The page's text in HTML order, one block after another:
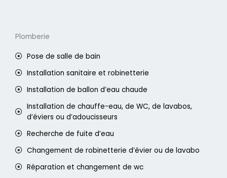
Plomberie
Pose de salle de bain
Installation sanitaire et robinetterie
Installation de ballon d’eau chaude
Installation de chauffe-eau, de WC, de lavabos,
d’éviers ou d’adoucisseurs
Recherche de fuite d’eau
Changement de robinetterie d’évier ou de lavabo
Réparation et changement de wc